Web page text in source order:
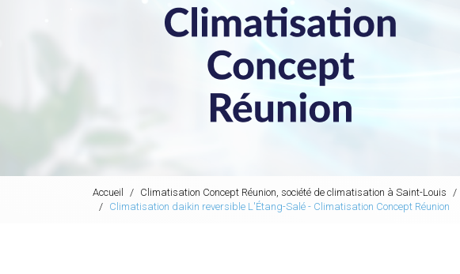
Accueil Climatisation Concept Réunion, société de climatisation à Saint-Louis
Climatisation daikin reversible L'Étang-Salé - Climatisation Concept Réunion